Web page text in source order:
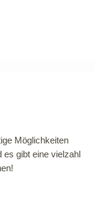
Möglichkeiten
es gibt eine vielzahl